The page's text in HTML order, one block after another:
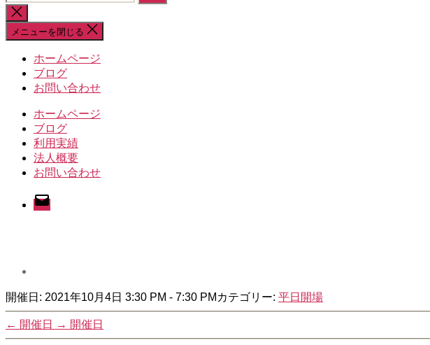
索
対
象:
検
索
を
メニューを閉じる
ホームページ
ブログ
お問い合わせ
ホームページ
ブログ
利用実績
法人概要
お問い合わせ
メ
ー
開催日: 2021年10月4日 3:30 PM - 7:30 PM カテゴリー: 平日開場
← 開催日 → 開催日